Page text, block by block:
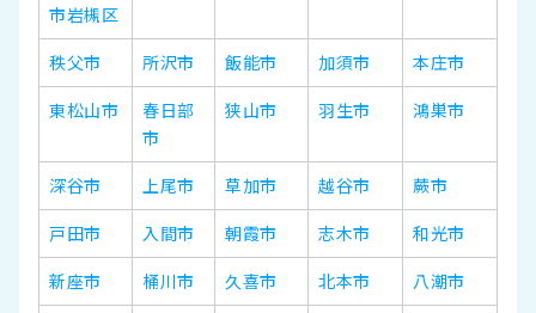
市岩槻区
秩父市 所沢市 飯能市 加須市
本庄市
東松山市
春日部
市
狭山市 羽生市 鴻巣市
深谷市 上尾市 草加市 越谷市
蕨市
戸田市
入間市 朝霞市 志木市
和光市
新座市
桶川市 久喜市 北本市
八潮市